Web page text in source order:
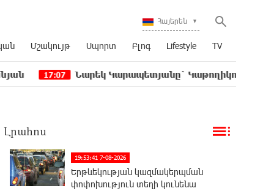
Հայերեն
Մշակույթ Սպորտ Բլոգ Lifestyle TV
Նարեկ Կարապետյանը` Կաթողիկոսին հեռացնել
Լրահոս
19:53:41 7-08-2026
Երթևեկության կազմակերպման
փոփոխություն տեղի կունենա